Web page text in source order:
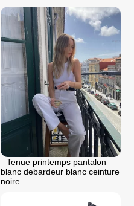
Tenue printemps pantalon
blanc debardeur blanc ceinture
noire